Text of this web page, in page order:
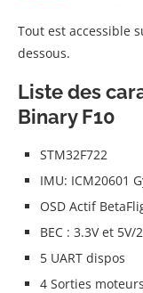
Tout est accessible
dessous.
Liste des
Binary F10
STM32F722
IMU: ICM20601
OSD Actif
BEC : 3.3V et 5V/
5 UART dispos
4 Sorties moteurs